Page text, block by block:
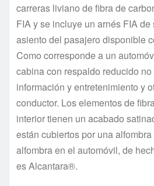
carreras liviano de fibra de
FIA y se incluye un arnés FIA
asiento del pasajero disponible
Como corresponde a un
cabina con respaldo reducido
información y entretenimiento y
conductor. Los elementos de
interior tienen un acabado
están cubiertos por una
alfombra en el automóvil, de
es Alcantara®.